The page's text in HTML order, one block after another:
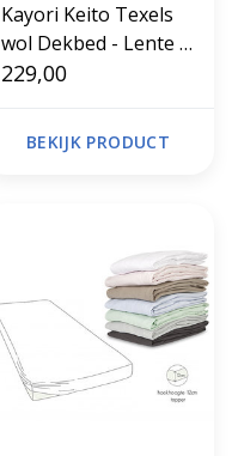
Kayori Keito Texels
wol Dekbed - Lente /
Hersft
229,00
BEKIJK PRODUCT